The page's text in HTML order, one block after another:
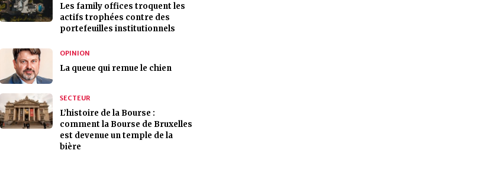
Les family offices troquent les
actifs trophées contre des
portefeuilles institutionnels
OPINION
La queue qui remue le chien
SECTEUR
L’histoire de la Bourse :
comment la Bourse de Bruxelles
est devenue un temple de la
bière